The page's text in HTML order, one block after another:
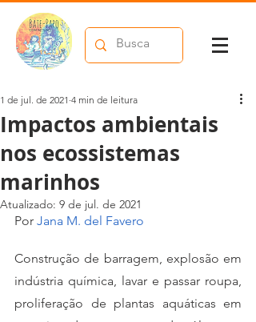
Impactos ambientais
nos ecossistemas
marinhos
1 de jul. de 2021 4 min de leitura
Atualizado: 9 de jul. de 2021
Por Jana M. del Favero
Construção de barragem, explosão em
indústria química, lavar e passar roupa,
proliferação de plantas aquáticas em